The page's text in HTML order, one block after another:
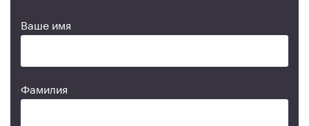
Ваше имя
Фамилия